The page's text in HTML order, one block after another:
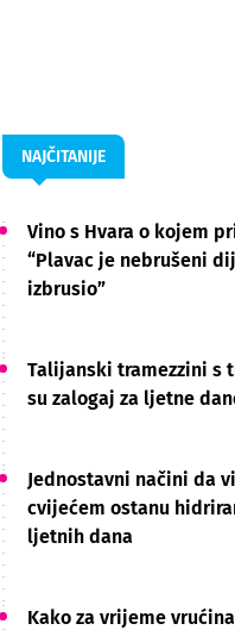
NAJČITANIJE
Vino s Hvara o kojem
“Plavac je nebrušeni
izbrusio”
Talijanski tramezzini s
su zalogaj za ljetne
Jednostavni načini da
cvijećem ostanu
ljetnih dana
Kako za vrijeme